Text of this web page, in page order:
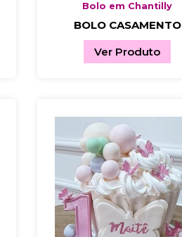
Bolo em Chantilly
BOLO CASAMENTO
Ver Produto